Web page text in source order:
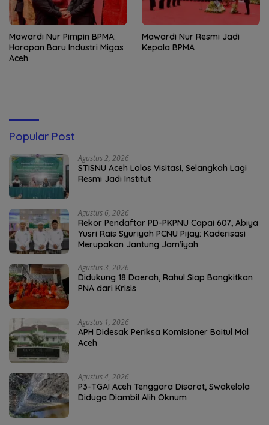
Mawardi Nur Pimpin BPMA:
Harapan Baru Industri Migas
Aceh
Mawardi Nur Resmi Jadi
Kepala BPMA
Popular Post
Agustus 2, 2026
STISNU Aceh Lolos Visitasi, Selangkah Lagi
Resmi Jadi Institut
Agustus 6, 2026
Rekor Pendaftar PD-PKPNU Capai 607, Abiya
Yusri Rais Syuriyah PCNU Pijay: Kaderisasi
Merupakan Jantung Jam’iyah
Agustus 3, 2026
Didukung 18 Daerah, Rahul Siap Bangkitkan
PNA dari Krisis
Agustus 1, 2026
APH Didesak Periksa Komisioner Baitul Mal
Aceh
Agustus 4, 2026
P3-TGAI Aceh Tenggara Disorot, Swakelola
Diduga Diambil Alih Oknum